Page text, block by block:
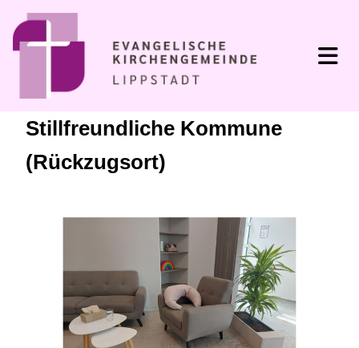
Stillfreundliche Kommune
(Rückzugsort)